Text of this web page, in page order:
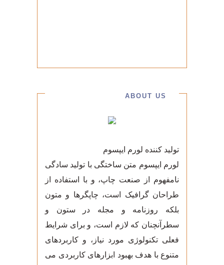
ABOUT US
تولید کننده لورم ایپسوم
لورم ایپسوم متن ساختگی با تولید سادگی
نامفهوم از صنعت چاپ، و با استفاده از
طراحان گرافیک است، چاپگرها و متون
بلکه روزنامه و مجله در ستون و
سطرآنچنان که لازم است، و برای شرایط
فعلی تکنولوژی مورد نیاز، و کاربردهای
متنوع با هدف بهبود ابزارهای کاربردی می